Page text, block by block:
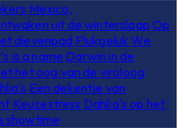
Mexico,
uit de winterslaap Op
dievenpad Plukgeluk We
is a name Darwin in de
het oog van de viroloog
Een dekentje van
Keuzestress Dahlia's op het
showtime